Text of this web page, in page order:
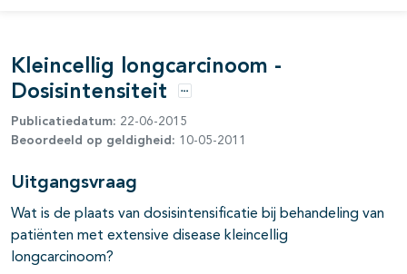
open- en dichtklappen
Kleincellig longcarcinoom -
Dosisintensiteit
Opties
Publicatiedatum: 22-06-2015
Beoordeeld op geldigheid: 10-05-2011
Uitgangsvraag
Wat is de plaats van dosisintensificatie bij behandeling van
patiënten met extensive disease kleincellig
longcarcinoom?